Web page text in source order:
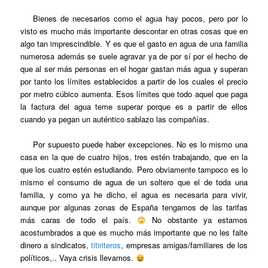
Bienes de necesarios como el agua hay pocos, pero por lo
visto es mucho más importante descontar en otras cosas que en
algo tan imprescindible. Y es que el gasto en agua de una familia
numerosa además se suele agravar ya de por sí por el hecho de
que al ser más personas en el hogar gastan más agua y superan
por tanto los límites establecidos a partir de los cuales el precio
por metro cúbico aumenta. Esos límites que todo aquel que paga
la factura del agua teme superar porque es a partir de ellos
cuando ya pegan un auténtico sablazo las compañías.
Por supuesto puede haber excepciones. No es lo mismo una
casa en la que de cuatro hijos, tres estén trabajando, que en la
que los cuatro estén estudiando. Pero obviamente tampoco es lo
mismo el consumo de agua de un soltero que el de toda una
familia, y como ya he dicho, el agua es necesaria para vivir,
aunque por algunas zonas de España tengamos de las tarifas
más caras de todo el país.
No obstante ya estamos
acostumbrados a que es mucho más importante que no les falte
dinero a sindicatos,titiriteros, empresas amigas/familiares de los
políticos,.. Vaya crisis llevamos.